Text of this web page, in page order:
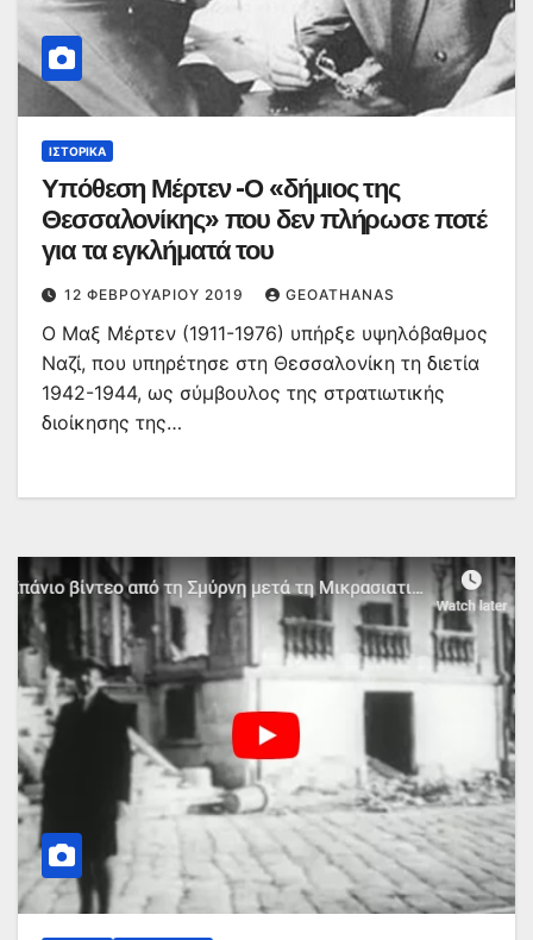
ΙΣΤΟΡΙΚΆ
Υπόθεση Μέρτεν -Ο «δήμιος της
Θεσσαλονίκης» που δεν πλήρωσε ποτέ
για τα εγκλήματά του
12 ΦΕΒΡΟΥΑΡΊΟΥ 2019 GEOATHANAS
Ο Μαξ Μέρτεν (1911-1976) υπήρξε υψηλόβαθμος
Ναζί, που υπηρέτησε στη Θεσσαλονίκη τη διετία
1942-1944, ως σύμβουλος της στρατιωτικής
διοίκησης της…